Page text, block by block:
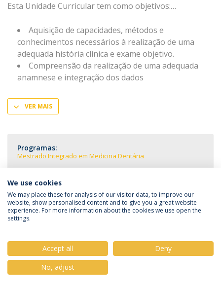
Esta Unidade Curricular tem como objetivos:
Aquisição de capacidades, métodos e
conhecimentos necessários à realização de uma
adequada história clínica e exame objetivo.
Compreensão da realização de uma adequada
anamnese e integração dos dados
VER MAIS
Programas:
Mestrado Integrado em Medicina Dentária
Política de Privacidade
Termos & Condições
© 2026 Universidade Católica Portuguesa
We use cookies
We may place these for analysis of our visitor data, to improve our
website, show personalised content and to give you a great website
experience. For more information about the cookies we use open the
settings.
Accept all
Deny
No, adjust